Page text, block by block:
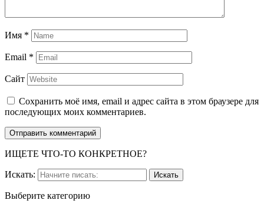
Имя *
Email *
Сайт
Сохранить моё имя, email и адрес сайта в этом браузере для
последующих моих комментариев.
ИЩЕТЕ ЧТО-ТО КОНКРЕТНОЕ?
Искать:
Выберите категорию